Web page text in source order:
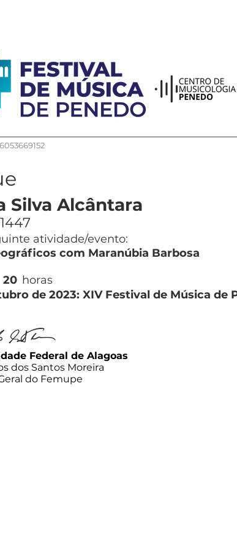
Silva Alcântara
atividade/evento:
com Maranúbia Barbosa
20 horas
de 2023: XIV Festival de Música de
Federal de Alagoas
dos Santos Moreira
do Femupe